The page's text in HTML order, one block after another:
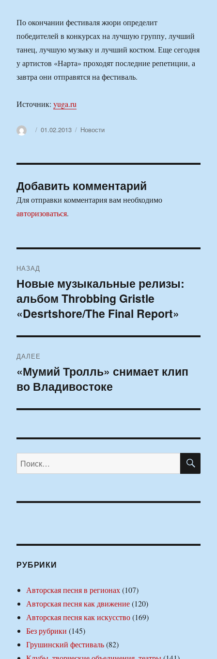
По окончании фестиваля жюри определит
победителей в конкурсах на лучшую группу, лучший
танец, лучшую музыку и лучший костюм. Еще сегодня
у артистов «Нарта» проходят последние репетиции, а
завтра они отправятся на фестиваль.
Источник:yuga.ru
АвторОпубликовано
01.02.2013 Рубрики
Новости
Добавить комментарий
Для отправки комментария вам необходимо
авторизоваться.
по
записям
НАЗАД
Предыдущая
запись:
Новые музыкальные релизы:
альбом Throbbing Gristle
«Desrtshore/The Final Report»
ДАЛЕЕ
Следующая
запись:
«Мумий Тролль» снимает клип
во Владивостоке
Искать:
РУБРИКИ
Авторская песня в регионах(107)
Авторская песня как движение(120)
Авторская песня как искусство(169)
Без рубрики (145)
Грушинский фестиваль(82)